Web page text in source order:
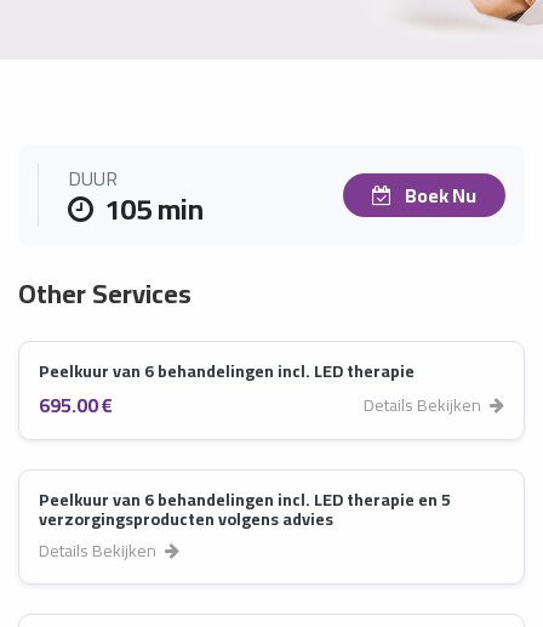
DUUR
105 min Boek Nu
Other Services
Peelkuur van 6 behandelingen incl. LED therapie
695.00 € Details Bekijken
Peelkuur van 6 behandelingen incl. LED therapie en 5
verzorgingsproducten volgens advies
Details Bekijken